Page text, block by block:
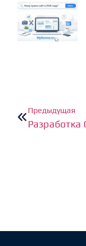
Предыдущая